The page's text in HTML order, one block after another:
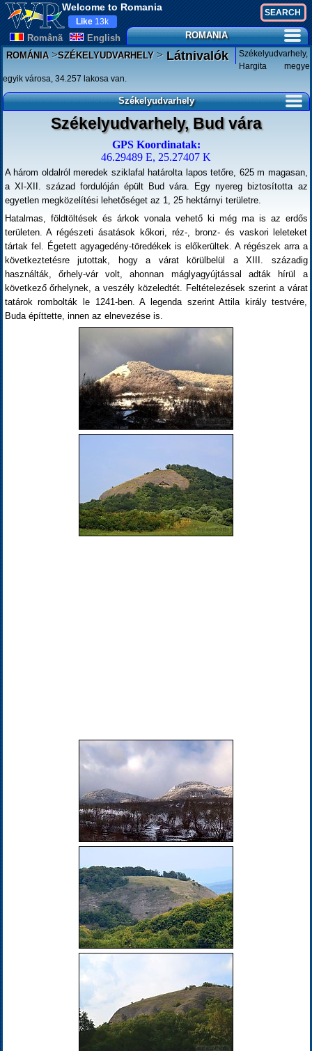
Welcome to Romania
Românã English
Like 13k
ROMANIA
ROMÁNIA>SZÉKELYUDVARHELY>Látnivalók
Székelyudvarhely,
Hargita megye
egyik városa, 34.257 lakosa van.
Székelyudvarhely
Székelyudvarhely, Bud vára
GPS Koordinatak:
46.29489 E, 25.27407 K
A három oldalról meredek sziklafal határolta lapos tetőre, 625 m magasan,
a XI-XII. század fordulóján épült Bud vára. Egy nyereg biztosította az
egyetlen megközelítési lehetőséget az 1, 25 hektárnyi területre.
Hatalmas, földtöltések és árkok vonala vehető ki még ma is az erdős
területen. A régészeti ásatások kőkori, réz-, bronz- és vaskori leleteket
tártak fel. Égetett agyagedény-töredékek is előkerültek. A régészek arra a
következtetésre jutottak, hogy a várat körülbelül a XIII. századig
használták, őrhely-vár volt, ahonnan máglyagyújtással adták hírül a
következő őrhelynek, a veszély közeledtét. Feltételezések szerint a várat
tatárok rombolták le 1241-ben. A legenda szerint Attila király testvére,
Buda építtette, innen az elnevezése is.